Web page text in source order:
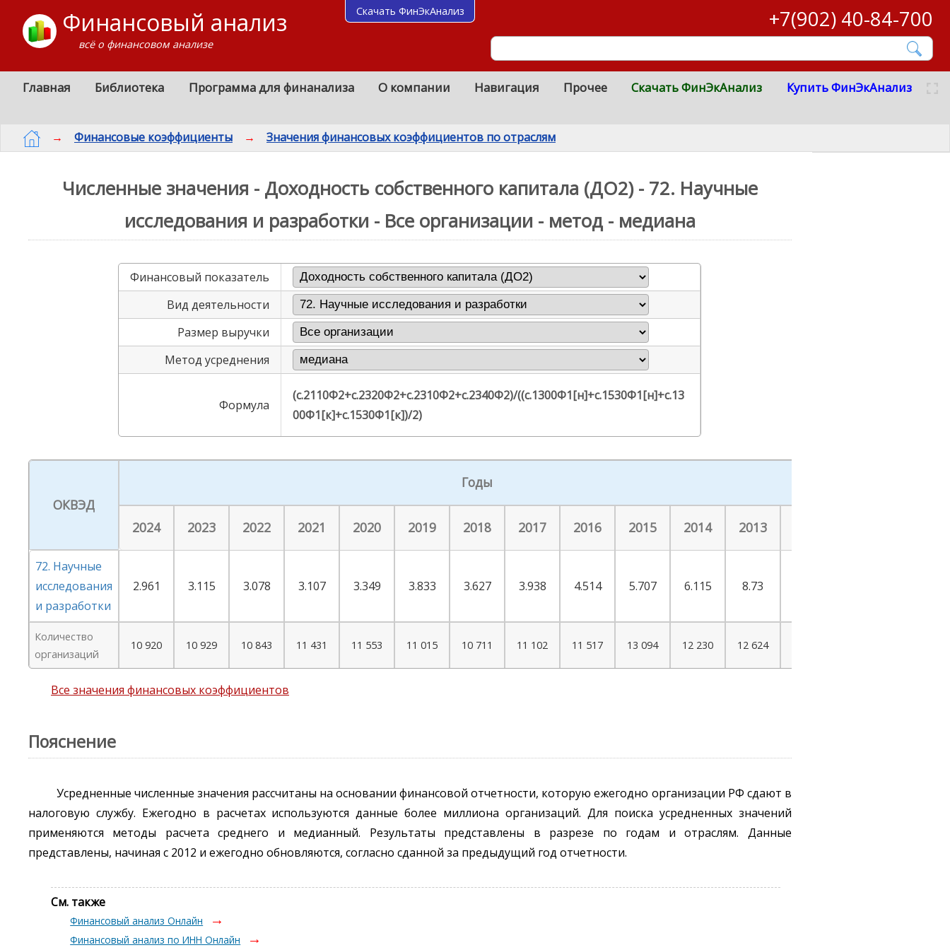
Финансовый анализ
всё о финансовом анализе
+7(902) 40-84-700
Главная Библиотека Программа для финанализа О компании Навигация Прочее Скачать ФинЭкАнализ Купить ФинЭкАнализ
→ Финансовые коэффициенты → Значения финансовых коэффициентов по отраслям
Численные значения - Доходность cобственного капитала (ДО2) - 72. Научные
исследования и разработки - Все организации - метод - медиана
Финансовый показатель
Вид деятельности
Размер выручки
Метод усреднения
Формула
(с.2110Ф2+с.2320Ф2+с.2310Ф2+с.2340Ф2)/((с.1300Ф1[н]+с.1530Ф1[н]+с.13
00Ф1[к]+с.1530Ф1[к])/2)
ОКВЭД
Годы
2024 2023 2022 2021 2020 2019 2018 2017 2016 2015 2014 2013
72. Научные
исследования
и разработки
2.961 3.115 3.078 3.107 3.349 3.833 3.627 3.938 4.514 5.707 6.115 8.73
Количество
организаций
10 920 10 929 10 843 11 431 11 553 11 015 10 711 11 102 11 517 13 094 12 230 12 624
Все значения финансовых коэффициентов
Пояснение
Усредненные численные значения рассчитаны на основании финансовой отчетности, которую ежегодно организации РФ сдают в
налоговую службу. Ежегодно в расчетах используются данные более миллиона организаций. Для поиска усредненных значений
применяются методы расчета среднего и медианный. Результаты представлены в разрезе по годам и отраслям. Данные
представлены, начиная с 2012 и ежегодно обновляются, согласно сданной за предыдущий год отчетности.
См. также
Финансовый анализ Онлайн
Финансовый анализ по ИНН Онлайн
Скачать ФинЭкАнализ